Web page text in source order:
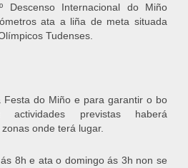
Descenso Internacional do Miño
ata a liña de meta situada
Tudenses.
Festa do Miño e para garantir o bo
actividades previstas haberá
onde terá lugar.
8h e ata o domingo ás 3h non se